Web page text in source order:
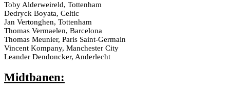
Toby Alderweireld, Tottenham
Dedryck Boyata, Celtic
Jan Vertonghen, Tottenham
Thomas Vermaelen, Barcelona
Thomas Meunier, Paris Saint-Germain
Vincent Kompany, Manchester City
Leander Dendoncker, Anderlecht
Midtbanen: